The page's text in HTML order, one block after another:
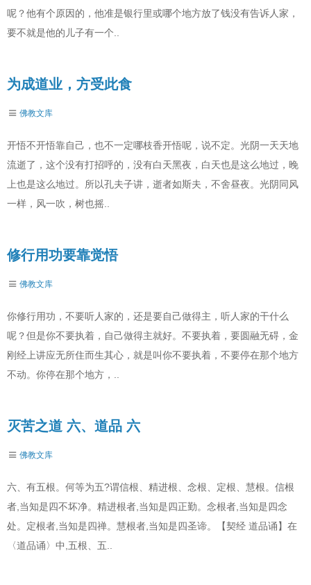
呢？他有个原因的，他准是银行里或哪个地方放了钱没有告诉人家，
要不就是他的儿子有一个..
为成道业，方受此食
佛教文库
开悟不开悟靠自己，也不一定哪枝香开悟呢，说不定。光阴一天天地
流逝了，这个没有打招呼的，没有白天黑夜，白天也是这么地过，晚
上也是这么地过。所以孔夫子讲，逝者如斯夫，不舍昼夜。光阴同风
一样，风一吹，树也摇..
修行用功要靠觉悟
佛教文库
你修行用功，不要听人家的，还是要自己做得主，听人家的干什么
呢？但是你不要执着，自己做得主就好。不要执着，要圆融无碍，金
刚经上讲应无所住而生其心，就是叫你不要执着，不要停在那个地方
不动。你停在那个地方，..
灭苦之道 六、道品 六
佛教文库
六、有五根。何等为五?谓信根、精进根、念根、定根、慧根。信根
者,当知是四不坏净。精进根者,当知是四正勤。念根者,当知是四念
处。定根者,当知是四禅。慧根者,当知是四圣谛。【契经 道品诵】在
〈道品诵〉中,五根、五..